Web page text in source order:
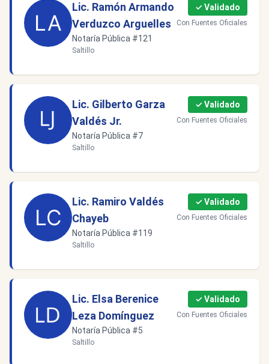
Lic. Ramón Armando
Verduzco Arguelles
Notaría Pública #121
Saltillo
✓ Validado
Con Fuentes Oficiales
Lic. Gilberto Garza
Valdés Jr.
Notaría Pública #7
Saltillo
✓ Validado
Con Fuentes Oficiales
Lic. Ramiro Valdés
Chayeb
Notaría Pública #119
Saltillo
✓ Validado
Con Fuentes Oficiales
Lic. Elsa Berenice
Leza Domínguez
Notaría Pública #5
Saltillo
✓ Validado
Con Fuentes Oficiales